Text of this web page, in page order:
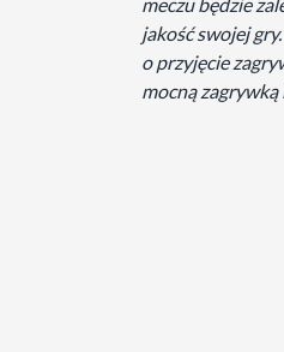
jakość swojej
o przyjęcie
mocną zagrywką